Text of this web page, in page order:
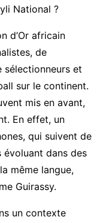
National ?
d’Or africain
de
sélectionneurs et
sur le continent.
mis en avant,
En effet, un
qui suivent de
évoluant dans des
même langue,
Guirassy.
un contexte